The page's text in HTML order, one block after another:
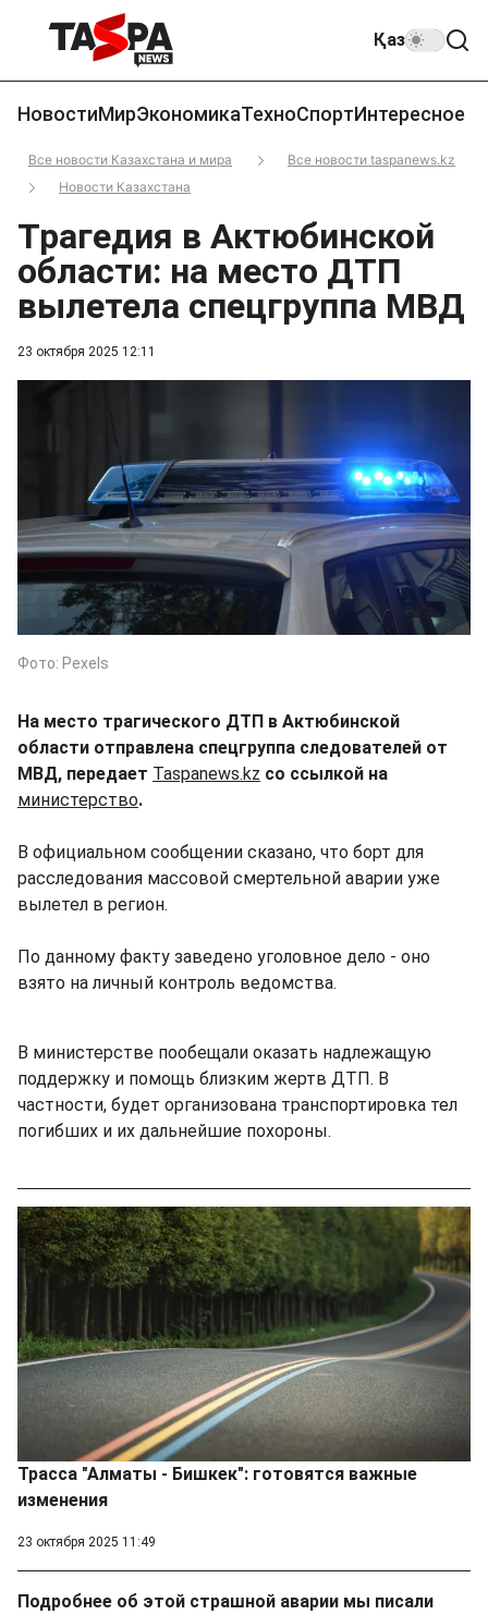
Қаз
НовостиМирЭкономикаТехноСпортИнтересное
Все новости Казахстана и мира
Все новости taspanews.kz
Новости Казахстана
23 октября 2025 12:11
Трагедия в Актюбинской
области: на место ДТП
вылетела спецгруппа МВД
Фото: Pexels
На место трагического ДТП в Актюбинской
области отправлена спецгруппа следователей от
МВД, передает Taspanews.kz со ссылкой на
министерство.
В официальном сообщении сказано, что борт для
расследования массовой смертельной аварии уже
вылетел в регион.
По данному факту заведено уголовное дело - оно
взято на личный контроль ведомства.
В министерстве пообещали оказать надлежащую
поддержку и помощь близким жертв ДТП. В
частности, будет организована транспортировка тел
погибших и их дальнейшие похороны.
Трасса "Алматы - Бишкек": готовятся важные
изменения
23 октября 2025 11:49
Подробнее об этой страшной аварии мы писали